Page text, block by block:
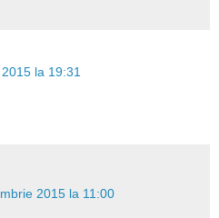
la 19:31
2015 la 11:00